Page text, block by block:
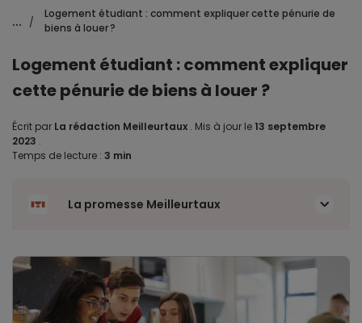
... /
Logement étudiant : comment expliquer cette pénurie de
biens à louer ?
Logement étudiant : comment expliquer
cette pénurie de biens à louer ?
Écrit par La rédaction Meilleurtaux . Mis à jour le 13 septembre
2023 .
Temps de lecture : 3 min
La promesse Meilleurtaux